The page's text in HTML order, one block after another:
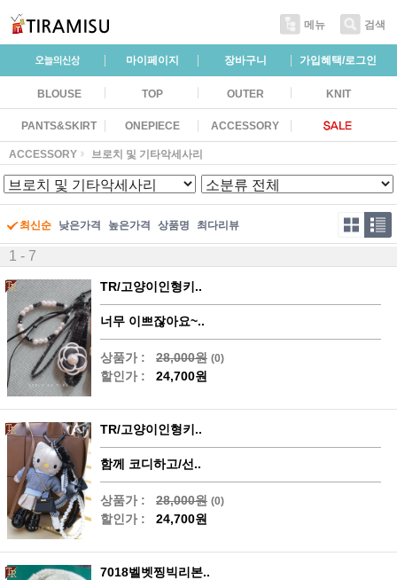
메뉴 검색
마이페이지 장바구니 가입혜택/로그인
BLOUSE TOP OUTER KNIT
PANTS&SKIRT ONEPIECE ACCESSORY
ACCESSORY 브로치 및 기타악세사리
최신순 낮은가격 높은가격 상품명 최다리뷰
1 - 7
TR/고양이인형키..
너무 이쁘잖아요~..
상품가 : 28,000원 (0)
할인가 : 24,700원
TR/고양이인형키..
함께 코디하고/선..
상품가 : 28,000원 (0)
할인가 : 24,700원
7018벨벳찡빅리본..